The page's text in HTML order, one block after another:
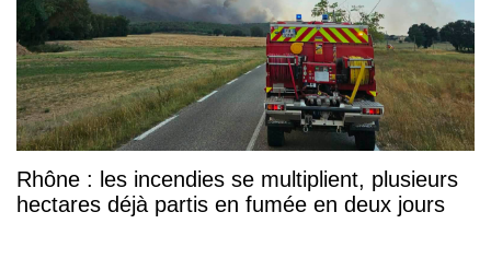
Rhône : les incendies se multiplient, plusieurs
hectares déjà partis en fumée en deux jours